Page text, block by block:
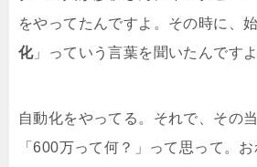
をやってたんですよ。その時に、
化」っていう言葉を聞いたんですよ
自動化をやってる。それで、その当
「600万って何？」って思って。